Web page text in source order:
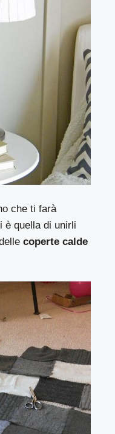
che ti farà
è quella di unirli
coperte calde